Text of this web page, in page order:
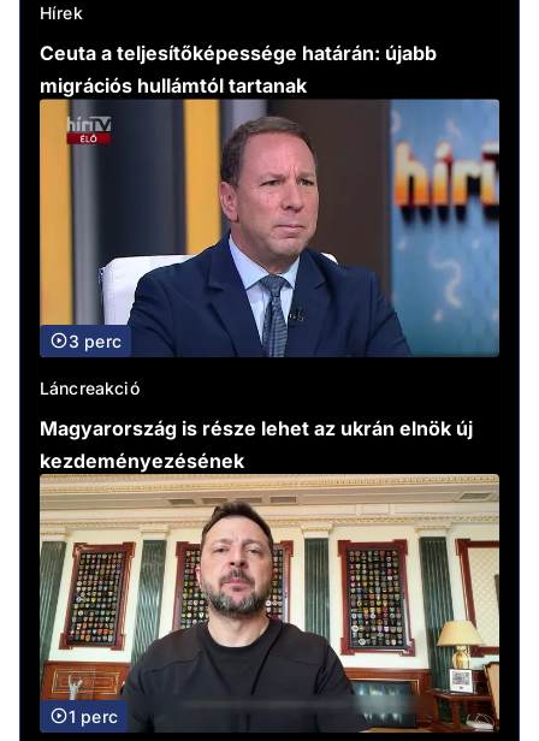
Hírek
Ceuta a teljesítőképessége határán: újabb
migrációs hullámtól tartanak
3 perc
Láncreakció
Magyarország is része lehet az ukrán elnök új
kezdeményezésének
1 perc